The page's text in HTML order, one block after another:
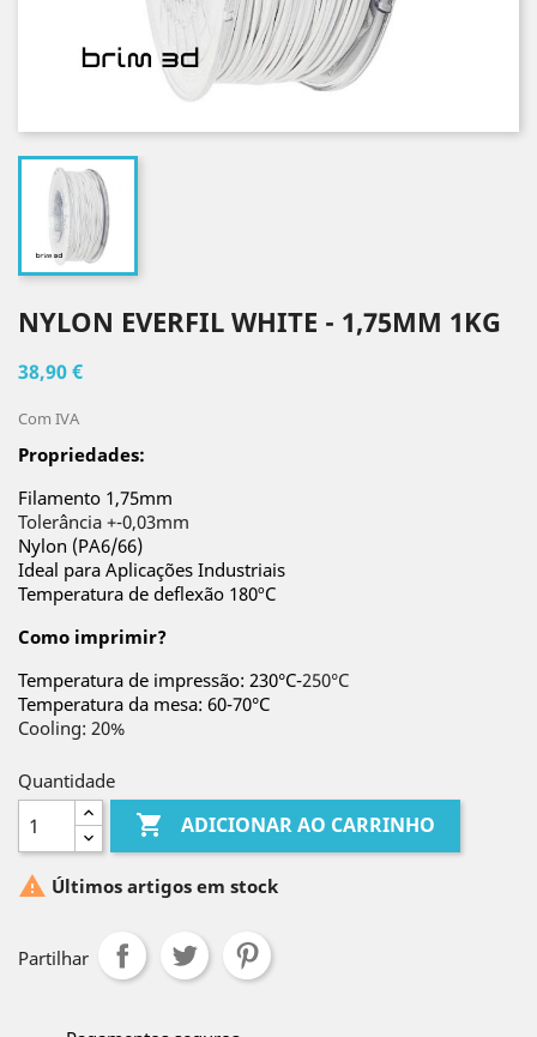
NYLON EVERFIL WHITE - 1,75MM 1KG
38,90 €
Com IVA
Propriedades:
Filamento 1,75mm
Tolerância +-0,03mm
Nylon (PA6/66)
Ideal para Aplicações Industriais
Temperatura de deflexão 180ºC
Como imprimir?
Temperatura de impressão: 230°C-250°C
Temperatura da mesa: 60-70°C
Cooling: 20%
Quantidade
 ADICIONAR AO CARRINHO
 Últimos artigos em stock
Partilhar